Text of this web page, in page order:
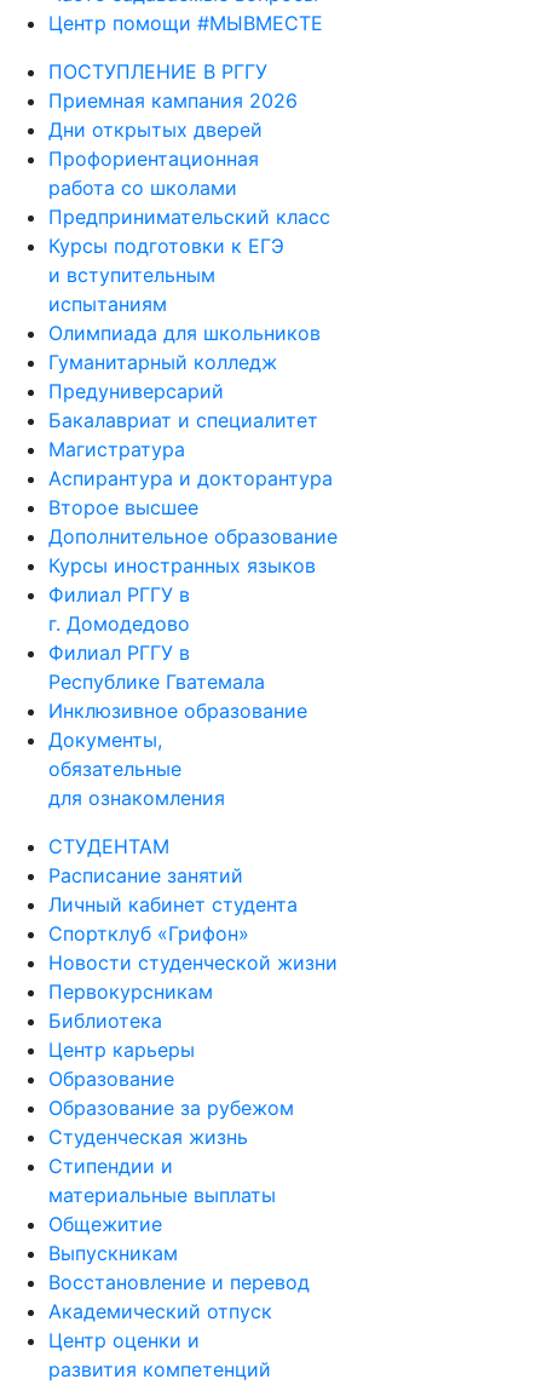
Центр помощи #МЫВМЕСТЕ
ПОСТУПЛЕНИЕ В РГГУ
Приемная кампания 2026
Дни открытых дверей
Профориентационная
работа со школами
Предпринимательский класс
Курсы подготовки к ЕГЭ
и вступительным
испытаниям
Олимпиада для школьников
Гуманитарный колледж
Предуниверсарий
Бакалавриат и специалитет
Магистратура
Аспирантура и докторантура
Второе высшее
Дополнительное образование
Курсы иностранных языков
Филиал РГГУ в
г. Домодедово
Филиал РГГУ в
Республике Гватемала
Инклюзивное образование
Документы,
обязательные
для ознакомления
СТУДЕНТАМ
Расписание занятий
Личный кабинет студента
Спортклуб «Грифон»
Новости студенческой жизни
Первокурсникам
Библиотека
Центр карьеры
Образование
Образование за рубежом
Студенческая жизнь
Стипендии и
материальные выплаты
Общежитие
Выпускникам
Восстановление и перевод
Академический отпуск
Центр оценки и
развития компетенций